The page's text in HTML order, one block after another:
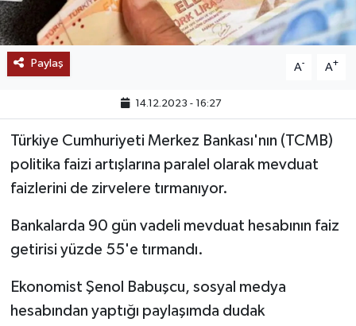
Paylaş A- A+
14.12.2023 - 16:27
Türkiye Cumhuriyeti Merkez Bankası'nın (TCMB)
politika faizi artışlarına paralel olarak mevduat
faizlerini de zirvelere tırmanıyor.
Bankalarda 90 gün vadeli mevduat hesabının faiz
getirisi yüzde 55'e tırmandı.
Ekonomist Şenol Babuşcu, sosyal medya
hesabından yaptığı paylaşımda dudak
BÖLGE
KEŞFET
DÜNYA
TREND
MEDYA
TEKNOLOJİ